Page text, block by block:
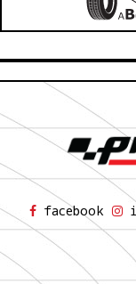
facebook